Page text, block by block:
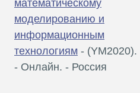
математическому
моделированию и
информационным
технологиям - (YM2020).
- Онлайн. - Россия